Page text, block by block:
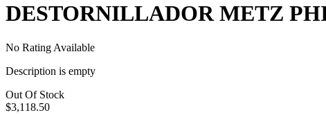
DESTORNILLADOR METZ
No Rating Available
Description is empty
Out Of Stock
$3,118.50